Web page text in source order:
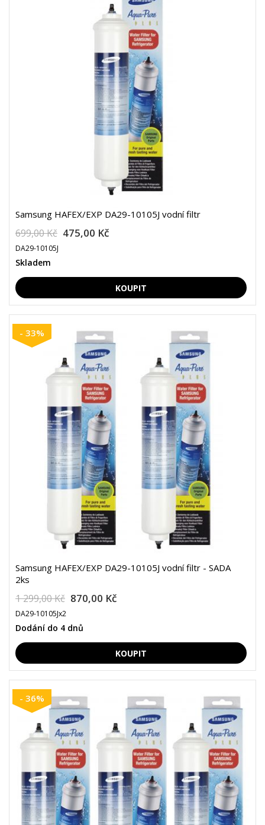
Samsung HAFEX/EXP DA29-10105J vodní filtr
699,00 Kč 475,00 Kč
DA29-10105J
Skladem
- 33%
Samsung HAFEX/EXP DA29-10105J vodní filtr - SADA
2ks
1 299,00 Kč 870,00 Kč
DA29-10105Jx2
Dodání do 4 dnů
- 36%